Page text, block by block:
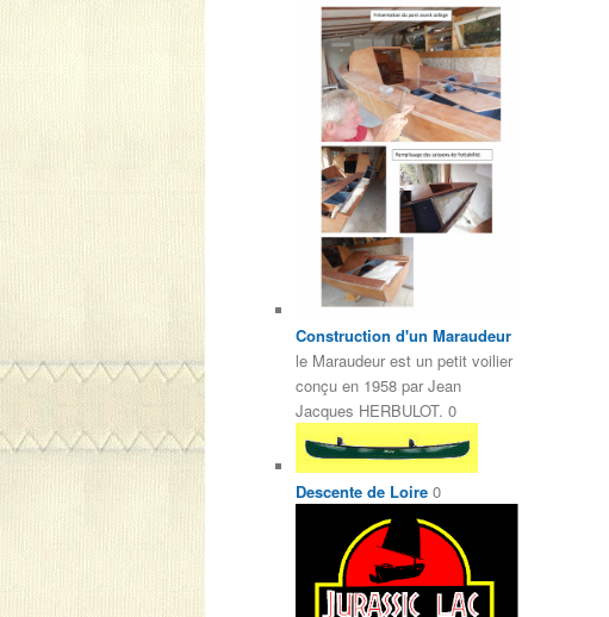
Construction d'un Maraudeur
le Maraudeur est un petit voilier
conçu en 1958 par Jean
Jacques HERBULOT. 0
Descente de Loire 0